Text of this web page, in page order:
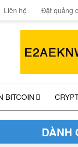
Liên hệ Đặt quảng
BITCOIN
DÀNH